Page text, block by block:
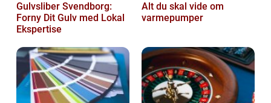
Gulvsliber Svendborg:
Forny Dit Gulv med Lokal
Ekspertise
Alt du skal vide om
varmepumper